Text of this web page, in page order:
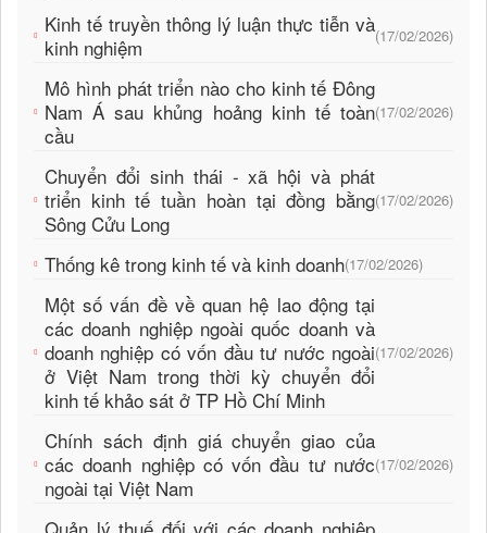
Kinh tế truyền thông lý luận thực tiễn và
kinh nghiệm
(17/02/2026)
Mô hình phát triển nào cho kinh tế Đông
Nam Á sau khủng hoảng kinh tế toàn
cầu
(17/02/2026)
Chuyển đổi sinh thái - xã hội và phát
triển kinh tế tuần hoàn tại đồng bằng
Sông Cửu Long
(17/02/2026)
Thống kê trong kinh tế và kinh doanh(17/02/2026)
Một số vấn đề về quan hệ lao động tại
các doanh nghiệp ngoài quốc doanh và
doanh nghiệp có vốn đầu tư nước ngoài
ở Việt Nam trong thời kỳ chuyển đổi
kinh tế khảo sát ở TP Hồ Chí Minh
(17/02/2026)
Chính sách định giá chuyển giao của
các doanh nghiệp có vốn đầu tư nước
ngoài tại Việt Nam
(17/02/2026)